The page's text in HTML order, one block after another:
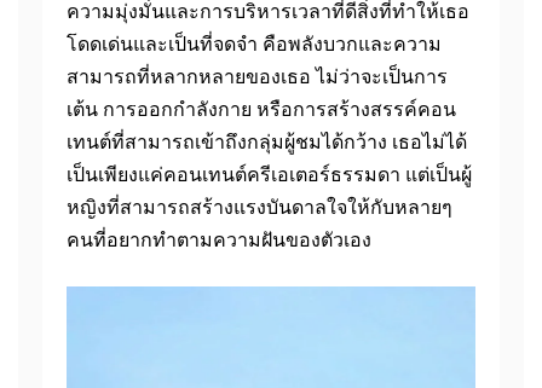
ความมุ่งมั่นและการบริหารเวลาที่ดีสิ่งที่ทำให้เธอ
โดดเด่นและเป็นที่จดจำ คือพลังบวกและความ
สามารถที่หลากหลายของเธอ ไม่ว่าจะเป็นการ
เต้น การออกกำลังกาย หรือการสร้างสรรค์คอน
เทนต์ที่สามารถเข้าถึงกลุ่มผู้ชมได้กว้าง เธอไม่ได้
เป็นเพียงแค่คอนเทนต์ครีเอเตอร์ธรรมดา แต่เป็นผู้
หญิงที่สามารถสร้างแรงบันดาลใจให้กับหลายๆ
คนที่อยากทำตามความฝันของตัวเอง